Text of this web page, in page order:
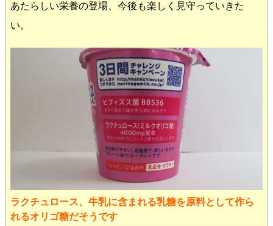
あたらしい栄養の登場、今後も楽しく見守っていきた
い。
ラクチュロース、牛乳に含まれる乳糖を原料として作ら
れるオリゴ糖だそうです